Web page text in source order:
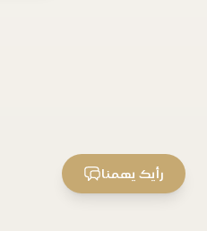
رأيك يهمنا